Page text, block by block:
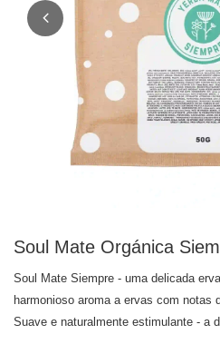
Soul Mate Orgánica
Soul Mate Siempre - uma delicada
harmonioso aroma a ervas com notas
Suave e naturalmente estimulante - a